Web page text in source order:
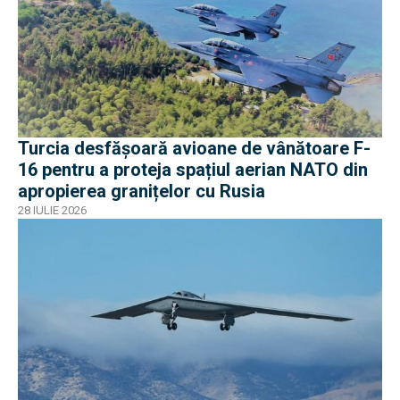
Turcia desfășoară avioane de vânătoare F-
16 pentru a proteja spațiul aerian NATO din
apropierea granițelor cu Rusia
28 IULIE 2026